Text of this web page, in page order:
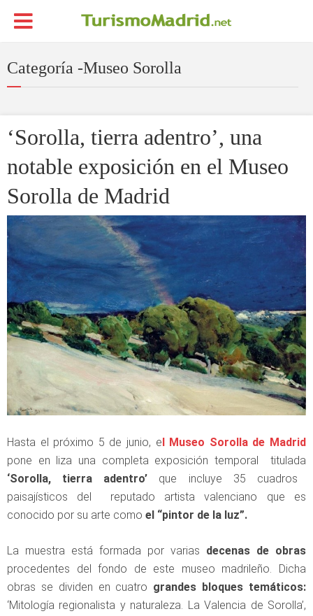
Categoría -Museo Sorolla
‘Sorolla, tierra adentro’, una
notable exposición en el Museo
Sorolla de Madrid
Hasta el próximo 5 de junio, el Museo Sorolla de Madrid
pone en liza una completa exposición temporal titulada
‘Sorolla, tierra adentro’ que incluye 35 cuadros
paisajísticos del reputado artista valenciano que es
conocido por su arte como el “pintor de la luz”.
La muestra está formada por varias decenas de obras
procedentes del fondo de este museo madrileño. Dicha
obras se dividen en cuatro grandes bloques temáticos:
‘Mitología regionalista y naturaleza. La Valencia de Sorolla’,